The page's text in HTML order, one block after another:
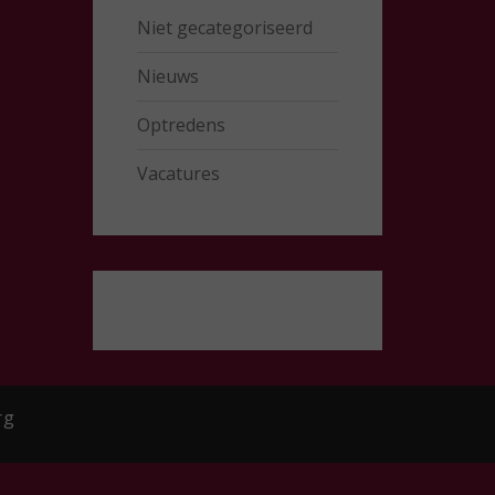
Niet gecategoriseerd
Nieuws
Optredens
Vacatures